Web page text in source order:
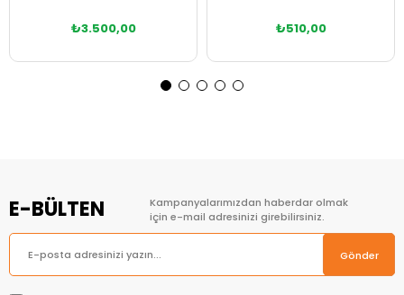
₺3.500,00 ₺510,00
E-BÜLTEN
Kampanyalarımızdan haberdar olmak
için e-mail adresinizi girebilirsiniz.
Gönder